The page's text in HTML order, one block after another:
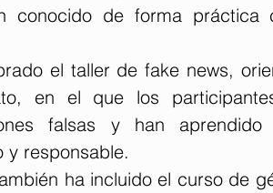
conocido de forma práctica
el taller de fake news,
en el que los
falsas y han aprendido
y responsable.
ha incluido el curso de